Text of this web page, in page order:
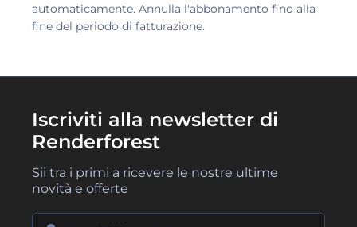
automaticamente. Annulla l'abbonamento fino alla
fine del periodo di fatturazione.
Iscriviti alla newsletter di
Renderforest
Sii tra i primi a ricevere le nostre ultime
novità e offerte